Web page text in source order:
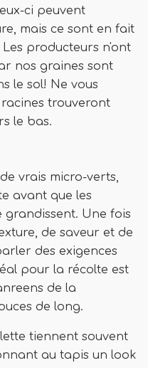
ci peuvent
mais ce sont en fait
producteurs n'ont
nos graines sont
le sol! Ne vous
trouveront
le bas.
vrais micro-verts,
avant que les
grandissent. Une fois
de saveur et de
des exigences
pour la récolte est
de la
de long.
tiennent souvent
au tapis un look